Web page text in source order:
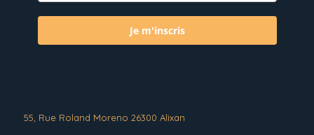
Je m'inscris
55, Rue Roland Moreno 26300 Alixan